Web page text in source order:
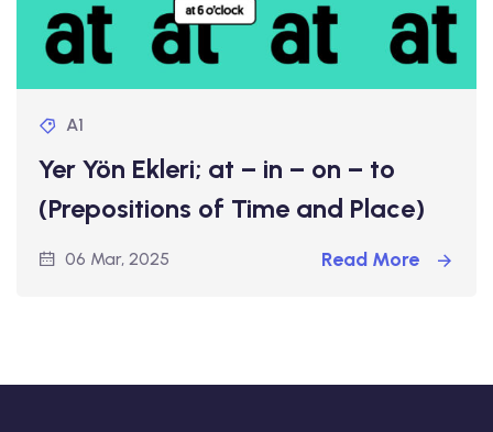
A1
Yer Yön Ekleri; at – in – on – to
(Prepositions of Time and Place)
06 Mar, 2025 Read More